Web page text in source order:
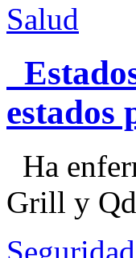
Salud
estados
Ha
Grill y
Seguridad